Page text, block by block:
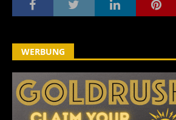
WERBUNG